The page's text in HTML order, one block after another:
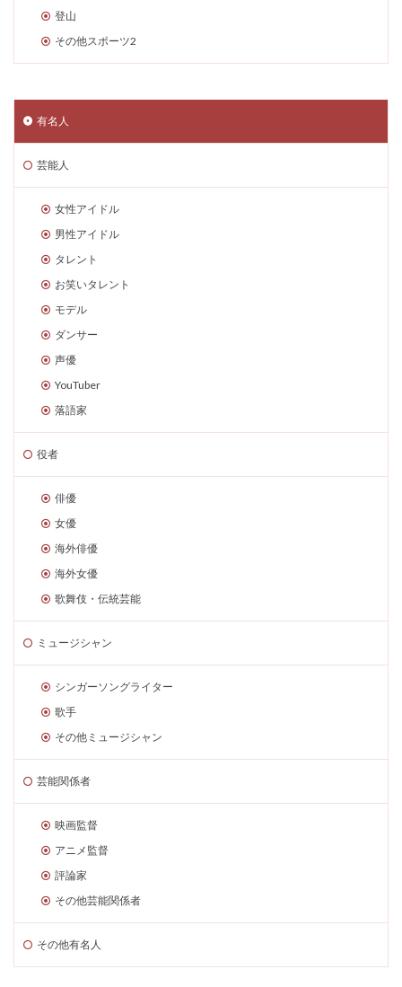
登山
その他スポーツ2
有名人
芸能人
女性アイドル
男性アイドル
タレント
お笑いタレント
モデル
ダンサー
声優
YouTuber
落語家
役者
俳優
女優
海外俳優
海外女優
歌舞伎・伝統芸能
ミュージシャン
シンガーソングライター
歌手
その他ミュージシャン
芸能関係者
映画監督
アニメ監督
評論家
その他芸能関係者
その他有名人